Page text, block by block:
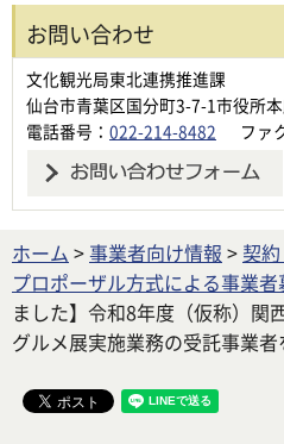
お問い合わせ
文化観光局東北連携推進課
仙台市青葉区国分町3-7-1市役所
電話番号： 022-214-8482 ファ
ホーム >事業者向け情報 > 契
プロポーザル方式による事業者
ました】令和8年度（仮称）関
グルメ展実施業務の受託事業